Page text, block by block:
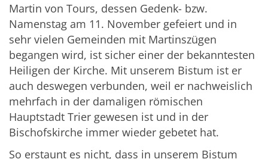
Martin von Tours, dessen Gedenk- bzw.
Namenstag am 11. November gefeiert und in
sehr vielen Gemeinden mit Martinszügen
begangen wird, ist sicher einer der bekanntesten
Heiligen der Kirche. Mit unserem Bistum ist er
auch deswegen verbunden, weil er nachweislich
mehrfach in der damaligen römischen
Hauptstadt Trier gewesen ist und in der
Bischofskirche immer wieder gebetet hat.
So erstaunt es nicht, dass in unserem Bistum